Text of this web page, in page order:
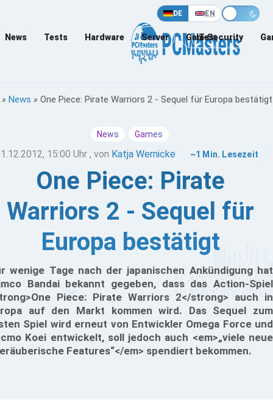
DE EN
News Tests Hardware Server Games
IT-Security
» News » One Piece: Pirate Warriors 2 - Sequel für Europa bestätigt
News Games
15:00 Uhr , von Katja Wernicke ~1 Min. Lesezeit
One Piece: Pirate
Warriors 2 - Sequel für
Europa bestätigt
wenige Tage nach der japanischen Ankündigung hat
Bandai bekannt gegeben, dass das Action-Spiel
Piece: Pirate Warriors 2</strong> auch in
auf den Markt kommen wird. Das Sequel zum
Spiel wird erneut von Entwickler Omega Force und
Koei entwickelt, soll jedoch auch <em>„viele neue
Features“</em> spendiert bekommen.